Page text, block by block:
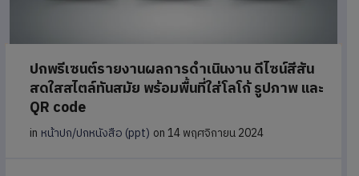
ปกพรีเซนต์รายงานผลการดำเนินงาน ดีไซน์สีสัน
สดใสสไตล์ทันสมัย พร้อมพื้นที่ใส่โลโก้ รูปภาพ และ
QR code
in หน้าปก/ปกหนังสือ (ppt) on 14 พฤศจิกายน 2024